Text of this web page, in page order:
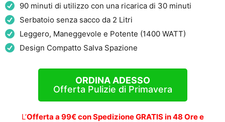
90 minuti di utilizzo con una ricarica di 30 minuti
Serbatoio senza sacco da 2 Litri
Leggero, Maneggevole e Potente (1400 WATT)
Design Compatto Salva Spazione
ORDINA ADESSO
Offerta Pulizie di Primavera
L’Offerta a 99€ con Spedizione GRATIS in 48 Ore e